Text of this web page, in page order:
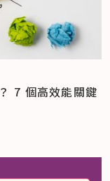
7 個高效能關鍵